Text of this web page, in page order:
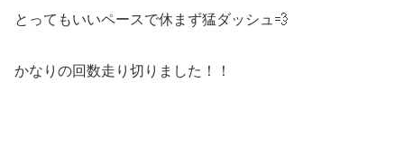
とってもいいペースで休まず猛ダッシュ💨
かなりの回数走り切りました！！